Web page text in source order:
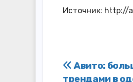
Источник:
Авито:
трендами в